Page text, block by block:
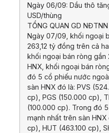
Ngày 06/09: Dầu thô
USD/thùng
TỔNG QUAN GD NĐTNN
Ngày 07/09, khối ngoại
263,12 tỷ đồng trên cả
khối ngoại bán ròng
HNX, khối ngoại bán
đó 5 cổ phiếu nước
sàn HNX đó là: PVS
cp), PGS (150.000 cp),
(100.000 cp). Trong đó
mạnh nhất trên sàn HNX
cp), HUT (463.100 cp),